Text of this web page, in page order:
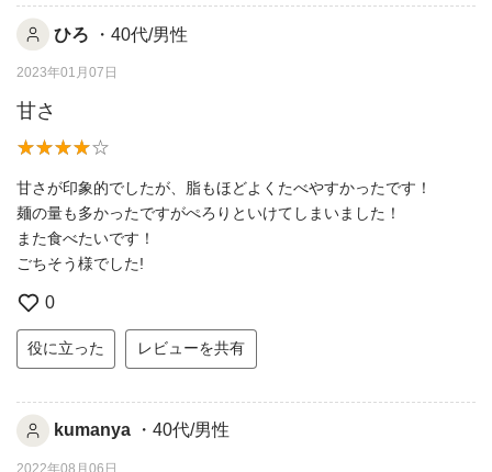
ひろ ・40代/男性
2023年01月07日
甘さ
甘さが印象的でしたが、脂もほどよくたべやすかったです！
麺の量も多かったですがぺろりといけてしまいました！
また食べたいです！
ごちそう様でした!
0
役に立った レビューを共有
kumanya ・40代/男性
2022年08月06日